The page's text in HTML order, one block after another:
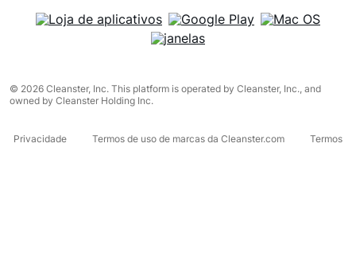
© 2026 Cleanster, Inc. This platform is operated by Cleanster, Inc., and
owned by Cleanster Holding Inc.
Privacidade Termos de uso de marcas da Cleanster.com Termos